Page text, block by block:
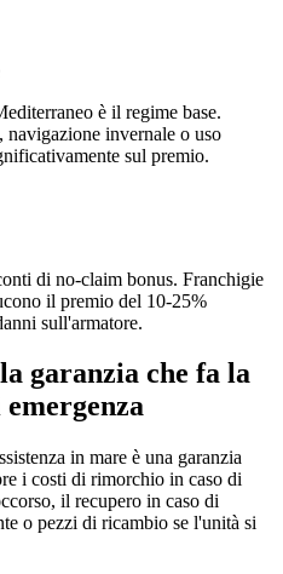
è il regime base.
invernale o uso
sul premio.
di no-claim bonus. Franchigie
il premio del 10-25%
sull'armatore.
garanzia che fa la
in mare è una garanzia
i costi di rimorchio in caso di
il recupero in caso di
o pezzi di ricambio se l'unità si